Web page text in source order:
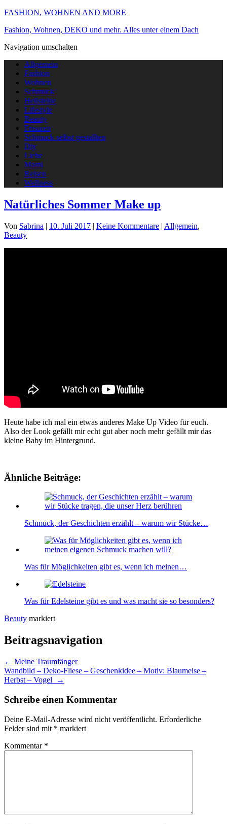
FASHION, WOHNEN AND MORE
Fashion, Wohnen, DEKO und mehr. Alles unter einem Dach
Navigation umschalten
Allgemein
Fashion
Wohnen
Schmuck
Heilsteine
Lifestyle
Beauty
Frisuren
Schmuck selbst gestallten
Diy
Liebe
Mami
Reisen
Wellness
Natürliches Sommer Make up
Von Sabrina | 10. Juli 2017 | Keine Kommentare | Allgemein,
Beauty
Heute habe ich mal ein etwas anderes Make Up Video für euch.
Also der Look gefällt mir echt gut aber noch mehr gefällt mir das
kleine Baby im Hintergrund.
Ähnliche Beiträge:
Schmuck, der Geschichten erzählt – warum wir Stücke…
Was für Möglichkeiten gibt es, wenn ich meinen…
Was für Edelsteine gibt es und was macht sie so besonders?
Beauty markiert
Beitragsnavigation
← Meine Traumfänger
Wandbild – Deko-Fliese – Geschenkidee – Motiv: Blaumeise –
Herbst – Vogel
→
Schreibe einen Kommentar
Deine E-Mail-Adresse wird nicht veröffentlicht. Erforderliche
Felder sind mit * markiert
Kommentar *